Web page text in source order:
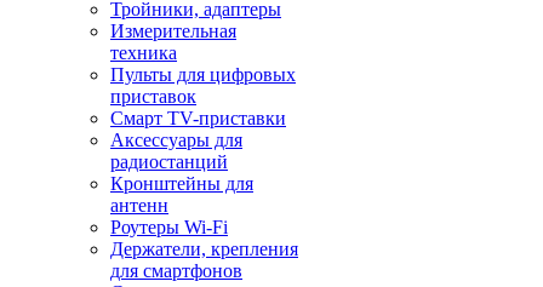
Тройники, адаптеры
Измерительная
техника
Пульты для цифровых
приставок
Смарт ТV-приставки
Аксессуары для
радиостанций
Кронштейны для
антенн
Роутеры Wi-Fi
Держатели, крепления
для смартфонов